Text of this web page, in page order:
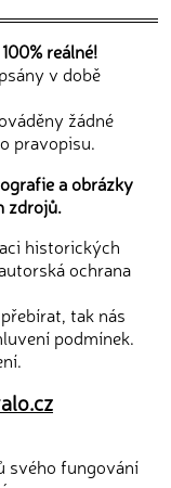
reálné!
v době
žádné
pravopisu.
a obrázky
zdrojů.
historických
ochrana
tak nás
podmínek.
svého fungování